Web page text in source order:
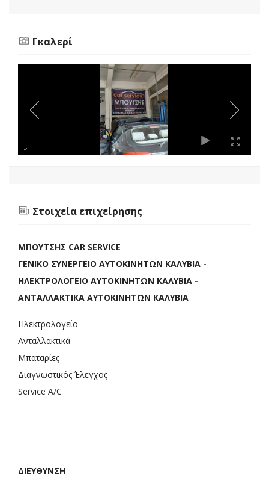
Γκαλερί
Στοιχεία επιχείρησης
ΜΠΟΥΤΣΗΣ CAR SERVICE
ΓΕΝΙΚΟ ΣΥΝΕΡΓΕΙΟ ΑΥΤΟΚΙΝΗΤΩΝ ΚΑΛΥΒΙΑ -
ΗΛΕΚΤΡΟΛΟΓΕΙΟ ΑΥΤΟΚΙΝΗΤΩΝ ΚΑΛΥΒΙΑ -
ΑΝΤΑΛΛΑΚΤΙΚΑ ΑΥΤΟΚΙΝΗΤΩΝ ΚΑΛΥΒΙΑ
Ηλεκτρολογείο
Ανταλλακτικά
Μπαταρίες
Διαγνωστικός Έλεγχος
Service A/C
ΔΙΕΥΘΥΝΣΗ